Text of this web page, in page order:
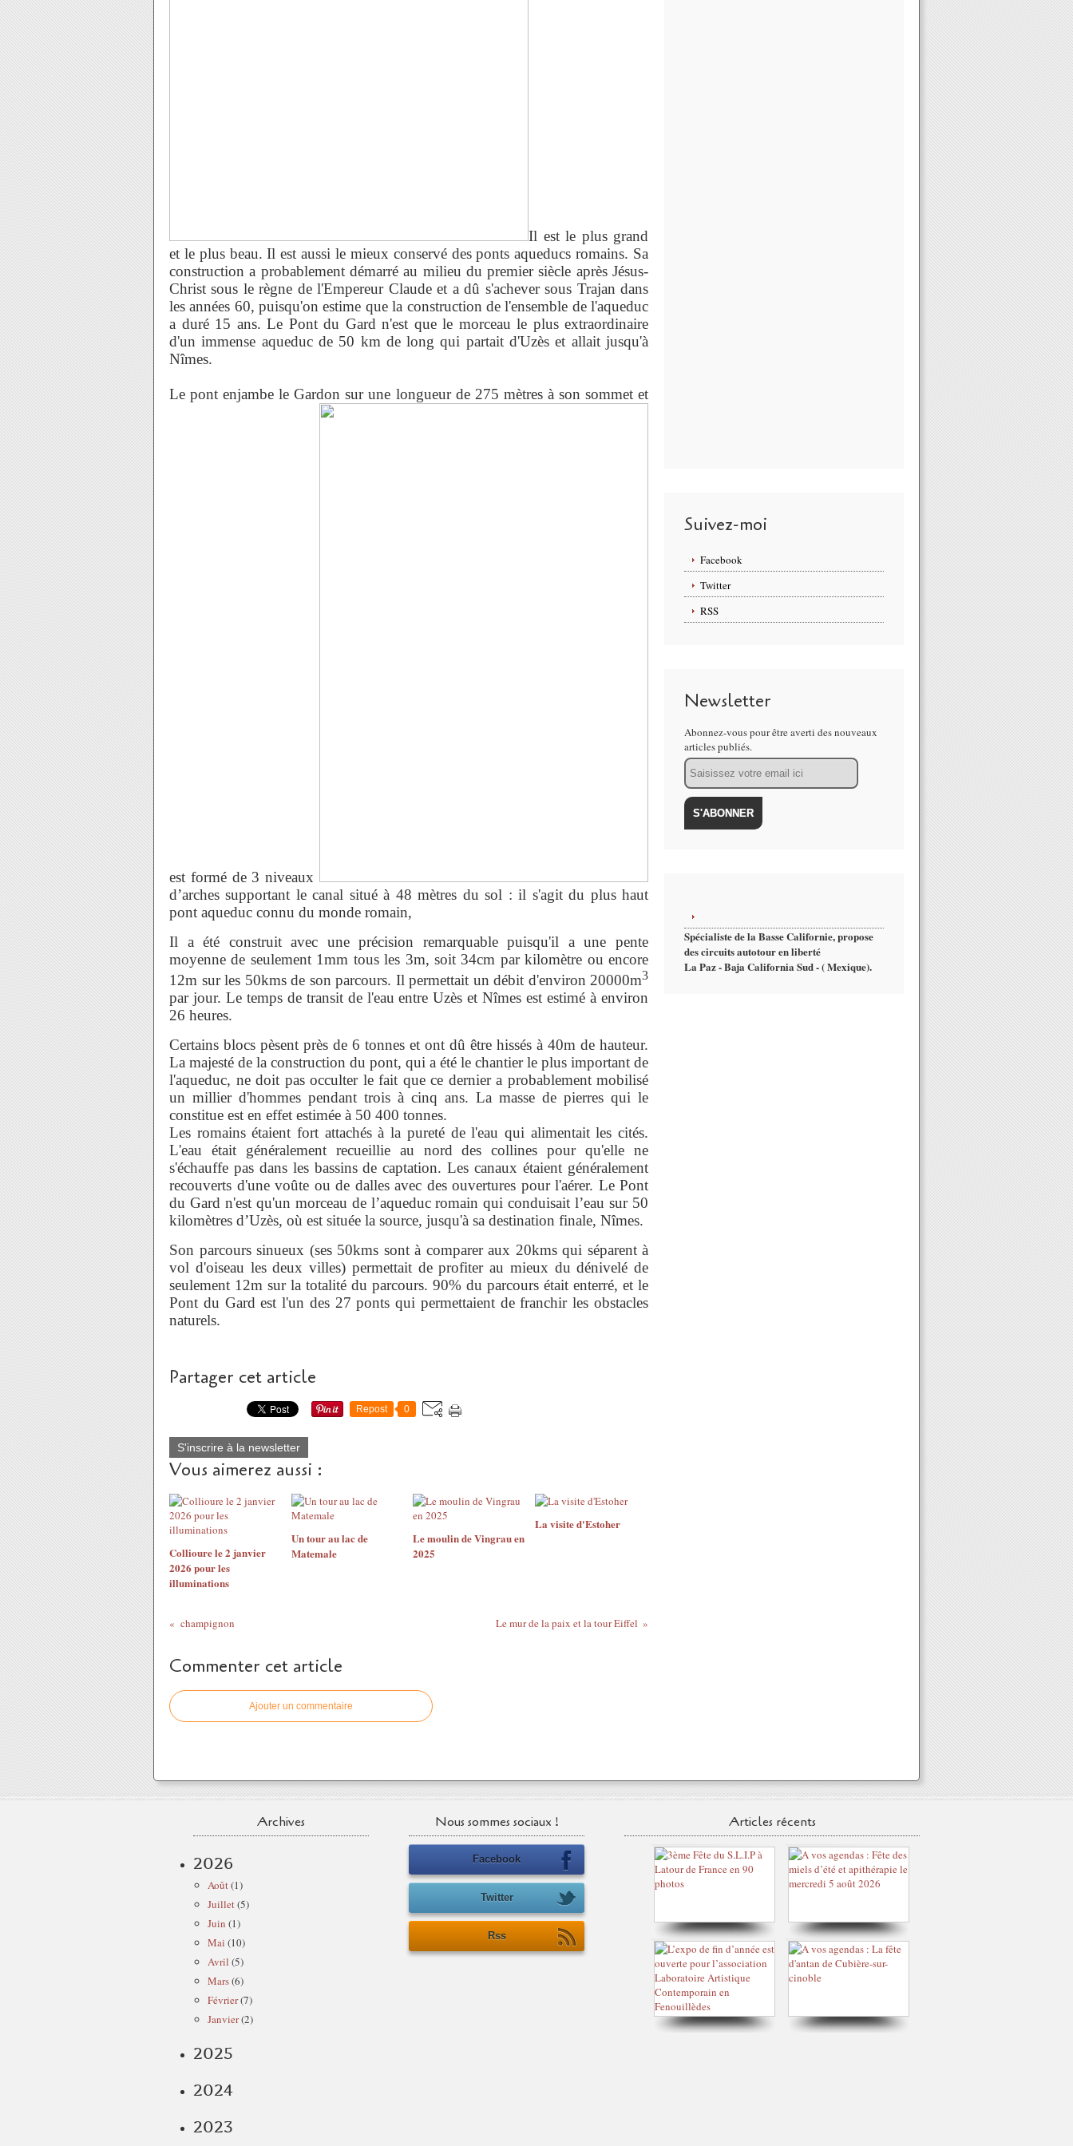
Il est le plus grand
et le plus beau. Il est aussi le mieux conservé des ponts aqueducs romains. Sa
construction a probablement démarré au milieu du premier siècle après Jésus-
Christ sous le règne de l'Empereur Claude et a dû s'achever sous Trajan dans
les années 60, puisqu'on estime que la construction de l'ensemble de l'aqueduc
a duré 15 ans. Le Pont du Gard n'est que le morceau le plus extraordinaire
d'un immense aqueduc de 50 km de long qui partait d'Uzès et allait jusqu'à
Nîmes.
Le pont enjambe le Gardon sur une longueur de 275 mètres à son sommet et
est formé de 3 niveaux
d’arches supportant le canal situé à 48 mètres du sol : il s'agit du plus haut
pont aqueduc connu du monde romain,
Il a été construit avec une précision remarquable puisqu'il a une pente
moyenne de seulement 1mm tous les 3m, soit 34cm par kilomètre ou encore
12m sur les 50kms de son parcours. Il permettait un débit d'environ 20000m3
par jour. Le temps de transit de l'eau entre Uzès et Nîmes est estimé à environ
26 heures.
Certains blocs pèsent près de 6 tonnes et ont dû être hissés à 40m de hauteur.
La majesté de la construction du pont, qui a été le chantier le plus important de
l'aqueduc, ne doit pas occulter le fait que ce dernier a probablement mobilisé
un millier d'hommes pendant trois à cinq ans. La masse de pierres qui le
constitue est en effet estimée à 50 400 tonnes.
Les romains étaient fort attachés à la pureté de l'eau qui alimentait les cités.
L'eau était généralement recueillie au nord des collines pour qu'elle ne
s'échauffe pas dans les bassins de captation. Les canaux étaient généralement
recouverts d'une voûte ou de dalles avec des ouvertures pour l'aérer. Le Pont
du Gard n'est qu'un morceau de l’aqueduc romain qui conduisait l’eau sur 50
kilomètres d’Uzès, où est située la source, jusqu'à sa destination finale, Nîmes.
Son parcours sinueux (ses 50kms sont à comparer aux 20kms qui séparent à
vol d'oiseau les deux villes) permettait de profiter au mieux du dénivelé de
seulement 12m sur la totalité du parcours. 90% du parcours était enterré, et le
Pont du Gard est l'un des 27 ponts qui permettaient de franchir les obstacles
naturels.
Partager cet article
Repost 0
S'inscrire à la newsletter
Vous aimerez aussi :
Collioure le 2 janvier
2026 pour les
illuminations
Un tour au lac de
Matemale
Le moulin de Vingrau en
2025
La visite d'Estoher
champignon Le mur de la paix et la tour Eiffel
Commenter cet article
Ajouter un commentaire
Suivez-moi
Facebook
Twitter
RSS
Newsletter
Abonnez-vous pour être averti des nouveaux
articles publiés.
Email
Spécialiste de la Basse Californie, propose
des circuits autotour en liberté
La Paz - Baja California Sud - ( Mexique).
Archives
2026
Août(1)
Juillet(5)
Juin (1)
Mai (10)
Avril (5)
Mars(6)
Février(7)
Janvier(2)
2025
2024
2023
Nous sommes sociaux !
Facebook
Twitter
Rss
Articles récents